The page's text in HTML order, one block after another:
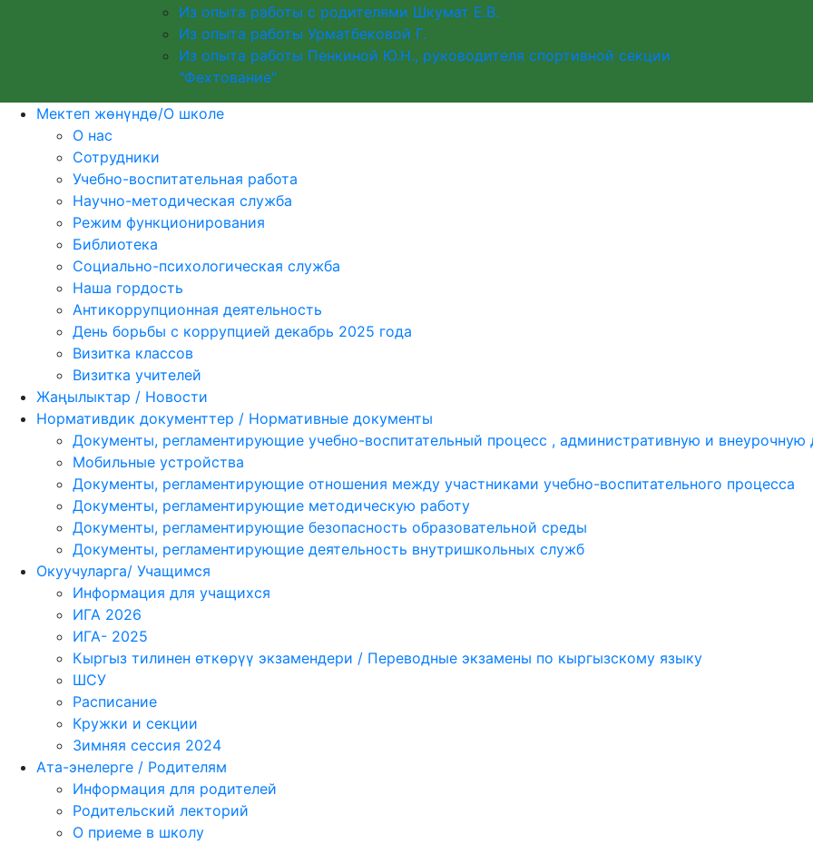
Из опыта работы с родителями Шкумат Е.В.
Из опыта работы Урматбековой Г.
Из опыта работы Пенкиной Ю.Н., руководителя спортивной секции
"Фехтование"
Мектеп жөнүндө/О школе
О нас
Сотрудники
Учебно-воспитательная работа
Научно-методическая служба
Режим функционирования
Библиотека
Социально-психологическая служба
Наша гордость
Антикоррупционная деятельность
День борьбы с коррупцией декабрь 2025 года
Визитка классов
Визитка учителей
Жаңылыктар / Новости
Нормативдик документтер / Нормативные документы
Документы, регламентирующие учебно-воспитательный процесс , административную и внеурочную
Мобильные устройства
Документы, регламентирующие отношения между участниками учебно-воспитательного процесса
Документы, регламентирующие методическую работу
Документы, регламентирующие безопасность образовательной среды
Документы, регламентирующие деятельность внутришкольных служб
Окуучуларга/ Учащимся
Информация для учащихся
ИГА 2026
ИГА- 2025
Кыргыз тилинен өткөрүү экзамендери / Переводные экзамены по кыргызскому языку
ШСУ
Расписание
Кружки и секции
Зимняя сессия 2024
Ата-энелерге / Родителям
Информация для родителей
Родительский лекторий
О приеме в школу